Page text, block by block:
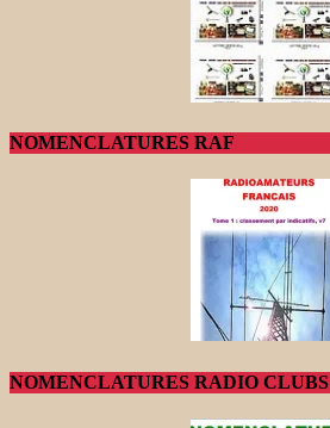
NOMENCLATURES RAF
NOMENCLATURES RADIO CLUBS